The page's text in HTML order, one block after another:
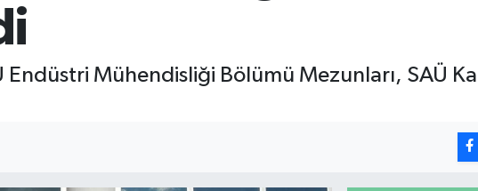
Endüstri Mühendisliği Bölümü Mezunları, SAÜ